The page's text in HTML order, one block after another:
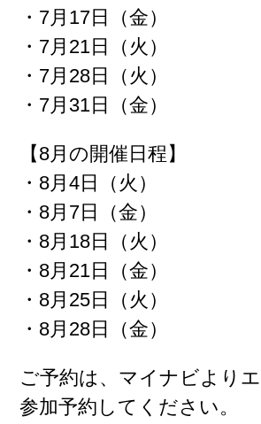
・7月17日（金）
・7月21日（火）
・7月28日（火）
・7月31日（金）
【8月の開催日程】
・8月4日（火）
・8月7日（金）
・8月18日（火）
・8月21日（金）
・8月25日（火 ）
・8月28日（金）
ご予約は、マイナビより
参加予約してください。